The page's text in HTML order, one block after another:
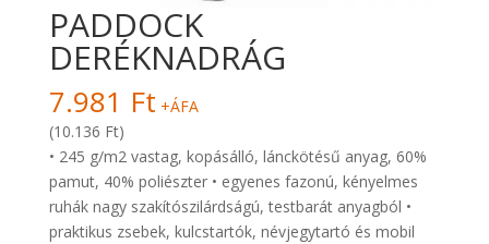
PADDOCK
DERÉKNADRÁG
7.981 Ft +ÁFA
(10.136 Ft)
• 245 g/m2 vastag, kopásálló, lánckötésű anyag, 60%
pamut, 40% poliészter • egyenes fazonú, kényelmes
ruhák nagy szakítószilárdságú, testbarát anyagból •
praktikus zsebek, kulcstartók, névjegytartó és mobil